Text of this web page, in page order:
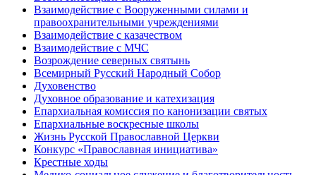
Взаимодействие с Вооруженными силами и
правоохранительными учреждениями
Взаимодействие с казачеством
Взаимодействие с МЧС
Возрождение северных святынь
Всемирный Русский Народный Собор
Духовенство
Духовное образование и катехизация
Епархиальная комиссия по канонизации святых
Епархиальные воскресные школы
Жизнь Русской Православной Церкви
Конкурс «Православная инициатива»
Крестные ходы